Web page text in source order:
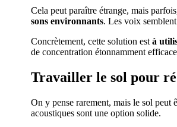
Cela peut paraître étrange, mais
sons environnants. Les voix
Concrètement, cette solution est à
de concentration étonnamment
Travailler le sol pour
On y pense rarement, mais le sol peut
acoustiques sont une option solide.